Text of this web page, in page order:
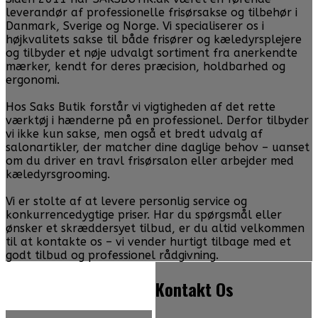
leverandør af professionelle frisørsakse og tilbehør i
Danmark, Sverige og Norge. Vi specialiserer os i
højkvalitets sakse til både frisører og kæledyrsplejere
og tilbyder et nøje udvalgt sortiment fra anerkendte
mærker, kendt for deres præcision, holdbarhed og
ergonomi.
Hos Saks Butik forstår vi vigtigheden af det rette
værktøj i hænderne på en professionel. Derfor tilbyder
vi ikke kun sakse, men også et bredt udvalg af
salonartikler, der matcher dine daglige behov – uanset
om du driver en travl frisørsalon eller arbejder med
kæledyrsgrooming.
Vi er stolte af at levere personlig service og
konkurrencedygtige priser. Har du spørgsmål eller
ønsker et skræddersyet tilbud, er du altid velkommen
til at kontakte os – vi vender hurtigt tilbage med et
godt tilbud og professionel rådgivning.
Kontakt Os